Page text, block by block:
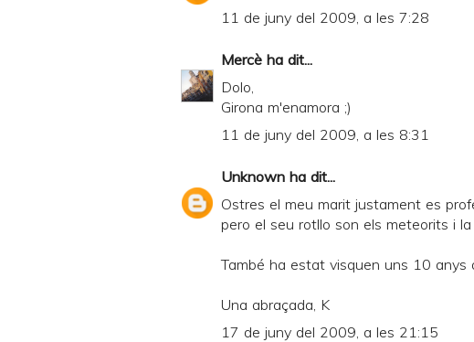
y
d
11 de juny del 2009, a les 7:28
Mercè ha dit...
Dolo,
Girona m'enamora ;)
11 de juny del 2009, a les 8:31
Unknown ha dit...
Ostres el meu marit justament es
pero el seu rotllo son els meteorits i la
També ha estat visquen uns 10 anys
Una abraçada, K
17 de juny del 2009, a les 21:15